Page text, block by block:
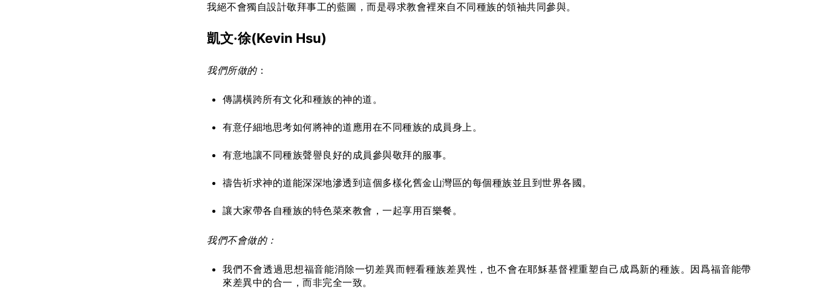
我絕不會獨自設計敬拜事工的藍圖，而是尋求教會裡來自不同種族的領袖共同參與。
凱文·徐(Kevin Hsu)
我們所做的：
傳講橫跨所有文化和種族的神的道。
有意仔細地思考如何將神的道應用在不同種族的成員身上。
有意地讓不同種族聲譽良好的成員參與敬拜的服事。
禱告祈求神的道能深深地滲透到這個多樣化舊金山灣區的每個種族並且到世界各國。
讓大家帶各自種族的特色菜來教會，一起享用百樂餐。
我們不會做的：
我們不會透過思想福音能消除一切差異而輕看種族差異性，也不會在耶穌基督裡重塑自己成爲新的種族。因爲福音能帶
來差異中的合一，而非完全一致。